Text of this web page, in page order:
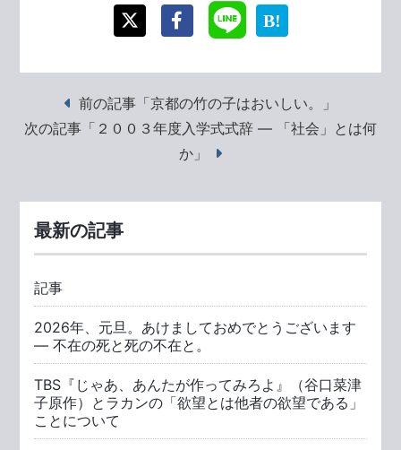
前の記事「京都の竹の子はおいしい。」
次の記事「２００３年度入学式式辞 ― 「社会」とは何
か」
最新の記事
記事
2026年、元旦。あけましておめでとうございます
― 不在の死と死の不在と。
TBS『じゃあ、あんたが作ってみろよ』（谷口菜津
子原作）とラカンの「欲望とは他者の欲望である」
ことについて